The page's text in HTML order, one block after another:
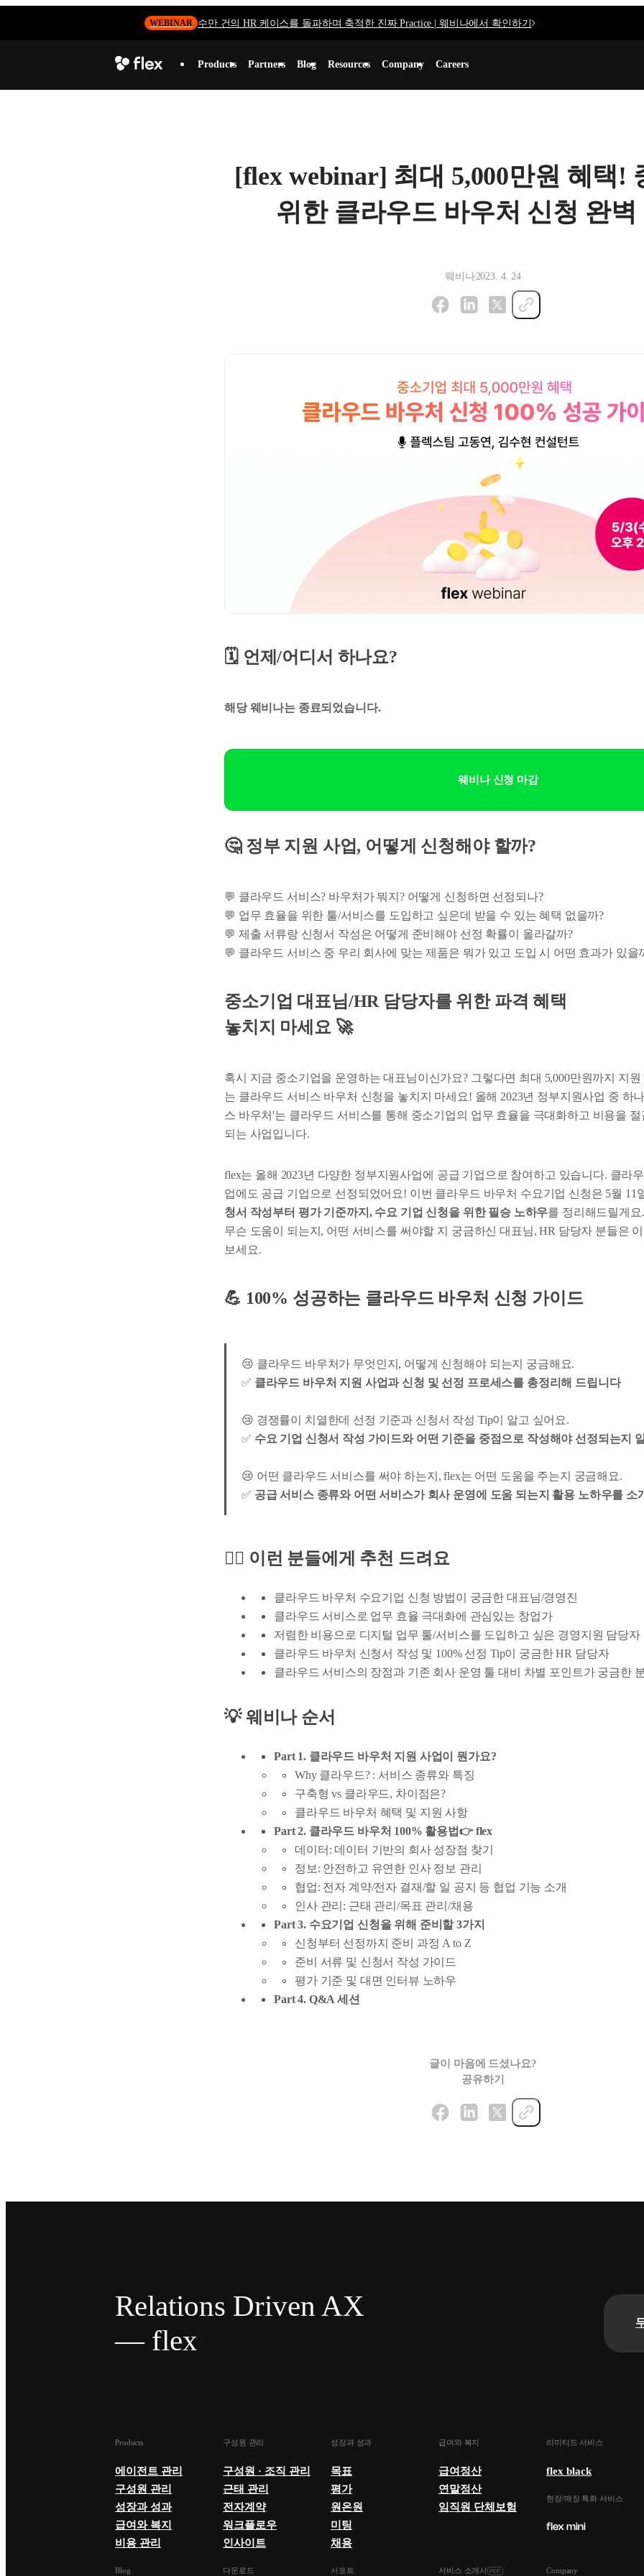
WEBINAR 수만 건의 HR 케이스를 돌파하며 축적한 진짜 Practice | 웨비나에서 확인하기
Products Partners Blog Resources Company Careers
[flex webinar] 최대 5,000만원 혜택!
위한 클라우드 바우처 신청 완벽
웨비나2023. 4. 24
🗓️ 언제/어디서 하나요?
해당 웨비나는 종료되었습니다.
웨비나 신청 마감
🤔 정부 지원 사업, 어떻게 신청해야 할까?
💬 클라우드 서비스? 바우처가 뭐지? 어떻게 신청하면 선정되나?
💬 업무 효율을 위한 툴/서비스를 도입하고 싶은데 받을 수 있는 혜택 없을까?
💬 제출 서류랑 신청서 작성은 어떻게 준비해야 선정 확률이 올라갈까?
💬 클라우드 서비스 중 우리 회사에 맞는 제품은 뭐가 있고 도입 시 어떤 효과가 있을
중소기업 대표님/HR 담당자를 위한 파격 혜택
놓치지 마세요 🚀
혹시 지금 중소기업을 운영하는 대표님이신가요? 그렇다면 최대 5,000만원까지 지
는 클라우드 서비스 바우처 신청을 놓치지 마세요! 올해 2023년 정부지원사업 중 하
스 바우처'는 클라우드 서비스를 통해 중소기업의 업무 효율을 극대화하고 비용을
되는 사업입니다.
flex는 올해 2023년 다양한 정부지원사업에 공급 기업으로 참여하고 있습니다. 클라
업에도 공급 기업으로 선정되었어요! 이번 클라우드 바우처 수요기업 신청은 5월 11
청서 작성부터 평가 기준까지, 수요 기업 신청을 위한 필승 노하우를 정리해드릴게
무슨 도움이 되는지, 어떤 서비스를 써야할 지 궁금하신 대표님, HR 담당자 분들은
보세요.
💪 100% 성공하는 클라우드 바우처 신청 가이드
😢 클라우드 바우처가 무엇인지, 어떻게 신청해야 되는지 궁금해요.
✅ 클라우드 바우처 지원 사업과 신청 및 선정 프로세스를 총정리해 드립니다
😢 경쟁률이 치열한데 선정 기준과 신청서 작성 Tip이 알고 싶어요.
✅ 수요 기업 신청서 작성 가이드와 어떤 기준을 중점으로 작성해야 선정되는지
😢 어떤 클라우드 서비스를 써야 하는지, flex는 어떤 도움을 주는지 궁금해요.
✅ 공급 서비스 종류와 어떤 서비스가 회사 운영에 도움 되는지 활용 노하우를 소
🙋‍♀️ 이런 분들에게 추천 드려요
클라우드 바우처 수요기업 신청 방법이 궁금한 대표님/경영진
클라우드 서비스로 업무 효율 극대화에 관심있는 창업가
저렴한 비용으로 디지털 업무 툴/서비스를 도입하고 싶은 경영지원 담당자
클라우드 바우처 신청서 작성 및 100% 선정 Tip이 궁금한 HR 담당자
클라우드 서비스의 장점과 기존 회사 운영 툴 대비 차별 포인트가 궁금한
💡 웨비나 순서
Part 1. 클라우드 바우처 지원 사업이 뭔가요?
Why 클라우드? : 서비스 종류와 특징
구축형 vs 클라우드, 차이점은?
클라우드 바우처 혜택 및 지원 사항
Part 2. 클라우드 바우처 100% 활용법👉 flex
데이터: 데이터 기반의 회사 성장점 찾기
정보: 안전하고 유연한 인사 정보 관리
협업: 전자 계약/전자 결재/할 일 공지 등 협업 기능 소개
인사 관리: 근태 관리/목표 관리/채용
Part 3. 수요기업 신청을 위해 준비할 3가지
신청부터 선정까지 준비 과정 A to Z
준비 서류 및 신청서 작성 가이드
평가 기준 및 대면 인터뷰 노하우
Part 4. Q&A 세션
글이 마음에 드셨나요?
공유하기
Relations Driven AX
— flex
Products
에이전트 관리
구성원 관리
성장과 성과
급여와 복지
비용 관리
구성원 관리
구성원 · 조직 관리
근태 관리
전자계약
워크플로우
인사이트
성장과 성과
목표
평가
원온원
미팅
채용
급여와 복지
급여정산
연말정산
임직원 단체보험
리미티드 서비스
flex black
현장/매장 특화 서비스
Blog 다운로드 서포트 서비스 소개서 Company